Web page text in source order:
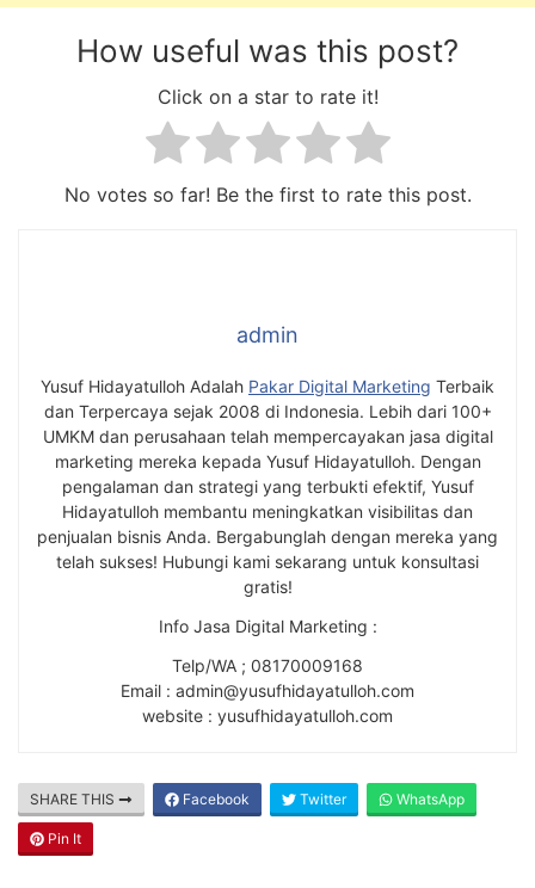
How useful was this post?
Click on a star to rate it!
No votes so far! Be the first to rate this post.
admin
Yusuf Hidayatulloh Adalah Pakar Digital Marketing Terbaik
dan Terpercaya sejak 2008 di Indonesia. Lebih dari 100+
UMKM dan perusahaan telah mempercayakan jasa digital
marketing mereka kepada Yusuf Hidayatulloh. Dengan
pengalaman dan strategi yang terbukti efektif, Yusuf
Hidayatulloh membantu meningkatkan visibilitas dan
penjualan bisnis Anda. Bergabunglah dengan mereka yang
telah sukses! Hubungi kami sekarang untuk konsultasi
gratis!
Info Jasa Digital Marketing :
Telp/WA ; 08170009168
Email : admin@yusufhidayatulloh.com
website : yusufhidayatulloh.com
SHARE THIS Facebook Twitter WhatsApp
Pin It